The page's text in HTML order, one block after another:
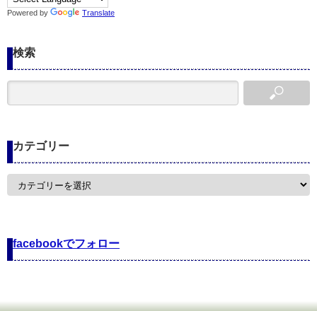
Powered by Translate
検索
カテゴリー
facebookでフォロー